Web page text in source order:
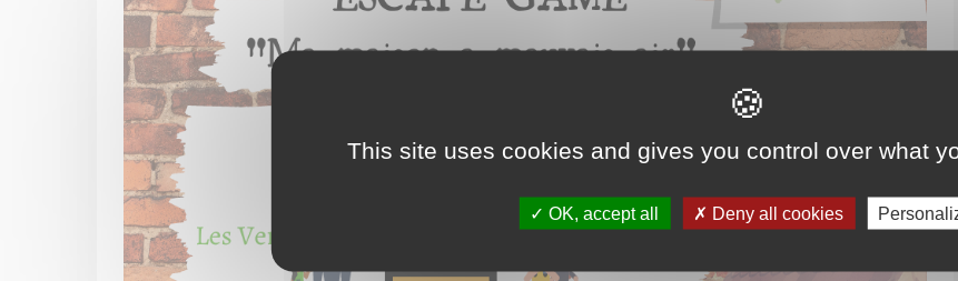
This site uses cookies and gives you control over what
OK, accept all Deny all cookies